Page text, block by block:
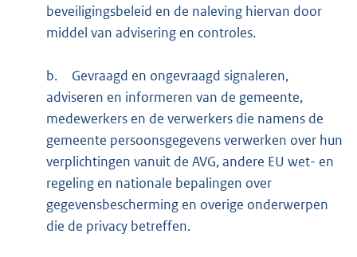
beveiligingsbeleid en de naleving hiervan door
middel van advisering en controles.
b.
Gevraagd en ongevraagd signaleren,
adviseren en informeren van de gemeente,
medewerkers en de verwerkers die namens de
gemeente persoonsgegevens verwerken over hun
verplichtingen vanuit de AVG, andere EU wet- en
regeling en nationale bepalingen over
gegevensbescherming en overige onderwerpen
die de privacy betreffen.